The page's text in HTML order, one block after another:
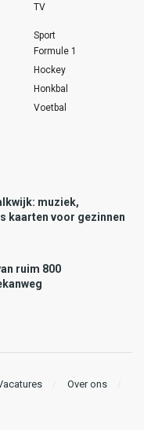
TV
Sport
Formule 1
Hockey
Honkbal
Voetbal
muziek,
kaarten voor gezinnen
ruim 800
Over ons